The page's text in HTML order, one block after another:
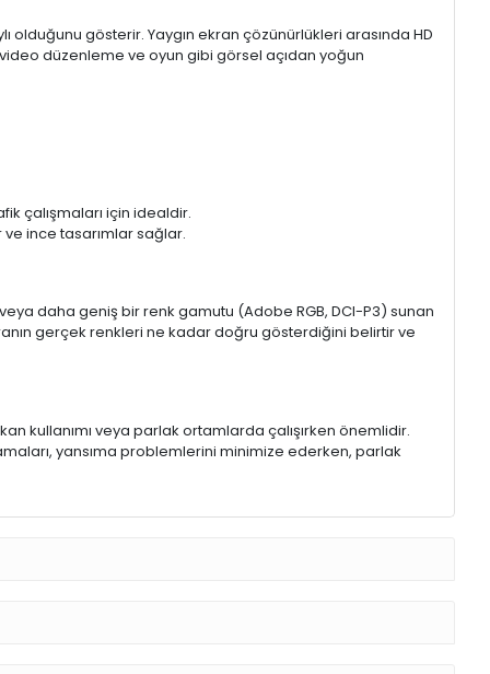
olduğunu gösterir. Yaygın ekran çözünürlükleri arasında HD
video düzenleme ve oyun gibi görsel açıdan yoğun
çalışmaları için idealdir.
ince tasarımlar sağlar.
daha geniş bir renk gamutu (Adobe RGB, DCI-P3) sunan
gerçek renkleri ne kadar doğru gösterdiğini belirtir ve
kullanımı veya parlak ortamlarda çalışırken önemlidir.
yansıma problemlerini minimize ederken, parlak